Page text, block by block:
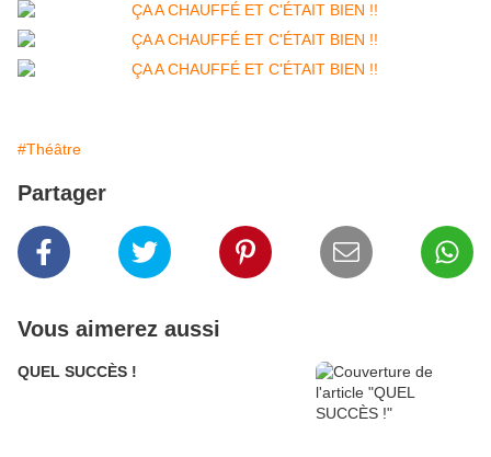
#Théâtre
Partager
Vous aimerez aussi
QUEL SUCCÈS !